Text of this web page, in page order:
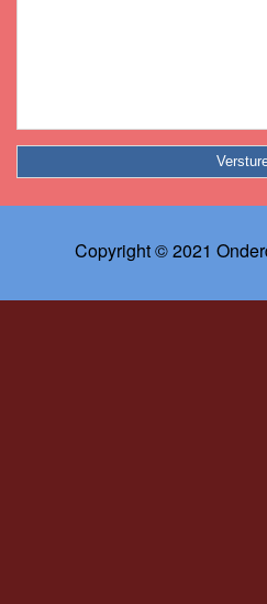
Copyright © 2021